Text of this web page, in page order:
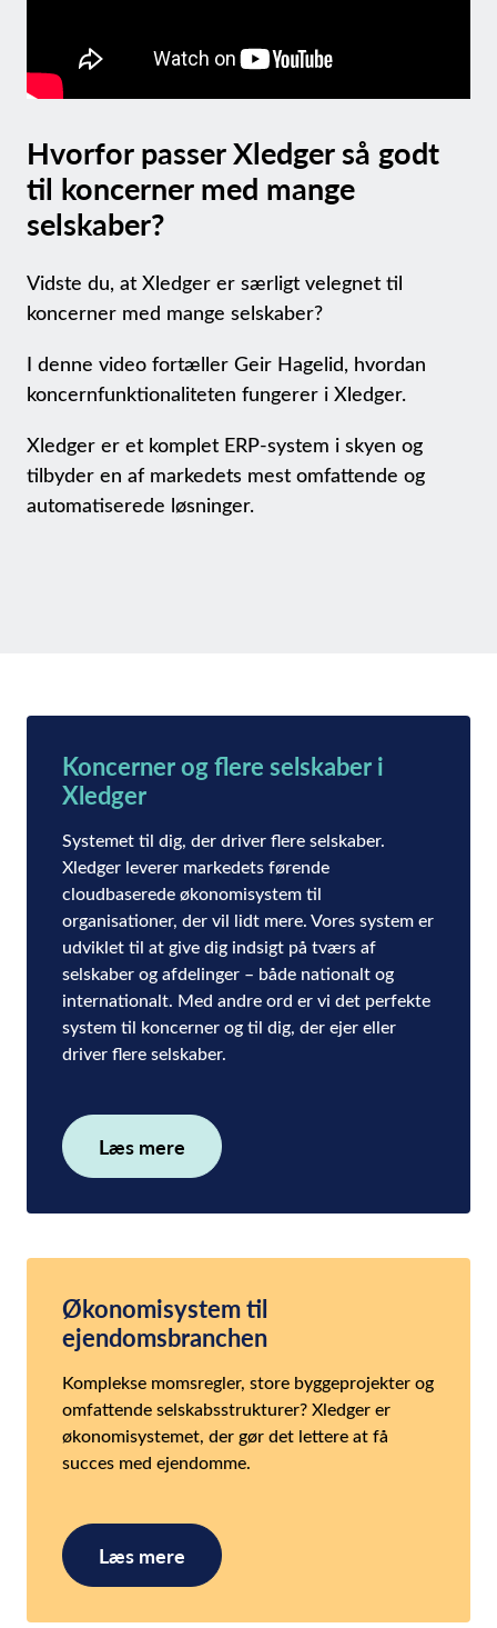
Hvorfor passer Xledger så godt
til koncerner med mange
selskaber?
Vidste du, at Xledger er særligt velegnet til
koncerner med mange selskaber?
I denne video fortæller Geir Hagelid, hvordan
koncernfunktionaliteten fungerer i Xledger.
Xledger er et komplet ERP-system i skyen og
tilbyder en af markedets mest omfattende og
automatiserede løsninger.
Koncerner og flere selskaber i
Xledger
Systemet til dig, der driver flere selskaber.
Xledger leverer markedets førende
cloudbaserede økonomisystem til
organisationer, der vil lidt mere. Vores system er
udviklet til at give dig indsigt på tværs af
selskaber og afdelinger – både nationalt og
internationalt. Med andre ord er vi det perfekte
system til koncerner og til dig, der ejer eller
driver flere selskaber.
Læs mere
Økonomisystem til
ejendomsbranchen
Komplekse momsregler, store byggeprojekter og
omfattende selskabsstrukturer? Xledger er
økonomisystemet, der gør det lettere at få
succes med ejendomme.
Læs mere